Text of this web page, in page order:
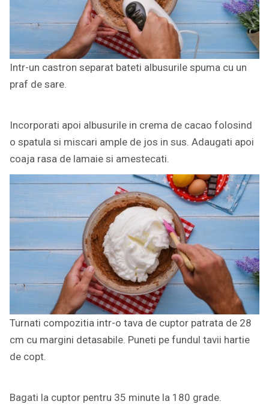
Intr-un castron separat bateti albusurile spuma cu un
praf de sare.
Incorporati apoi albusurile in crema de cacao folosind
o spatula si miscari ample de jos in sus. Adaugati apoi
coaja rasa de lamaie si amestecati.
Turnati compozitia intr-o tava de cuptor patrata de 28
cm cu margini detasabile. Puneti pe fundul tavii hartie
de copt.
Bagati la cuptor pentru 35 minute la 180 grade.